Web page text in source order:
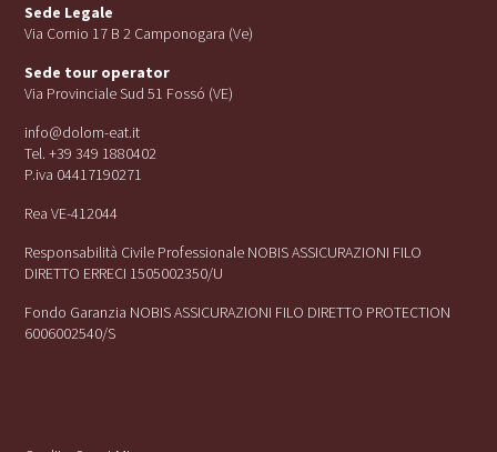
Sede Legale
Via Cornio 17 B 2 Camponogara (Ve)
Sede tour operator
Via Provinciale Sud 51 Fossó (VE)
info@dolom-eat.it
Tel. +39 349 1880402
P.iva 04417190271
Rea VE-412044
Responsabilità Civile Professionale NOBIS ASSICURAZIONI FILO
DIRETTO ERRECI 1505002350/U
Fondo Garanzia NOBIS ASSICURAZIONI FILO DIRETTO PROTECTION
6006002540/S